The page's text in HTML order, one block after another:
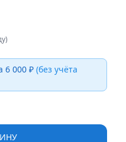
6 000 ₽ (без учёта